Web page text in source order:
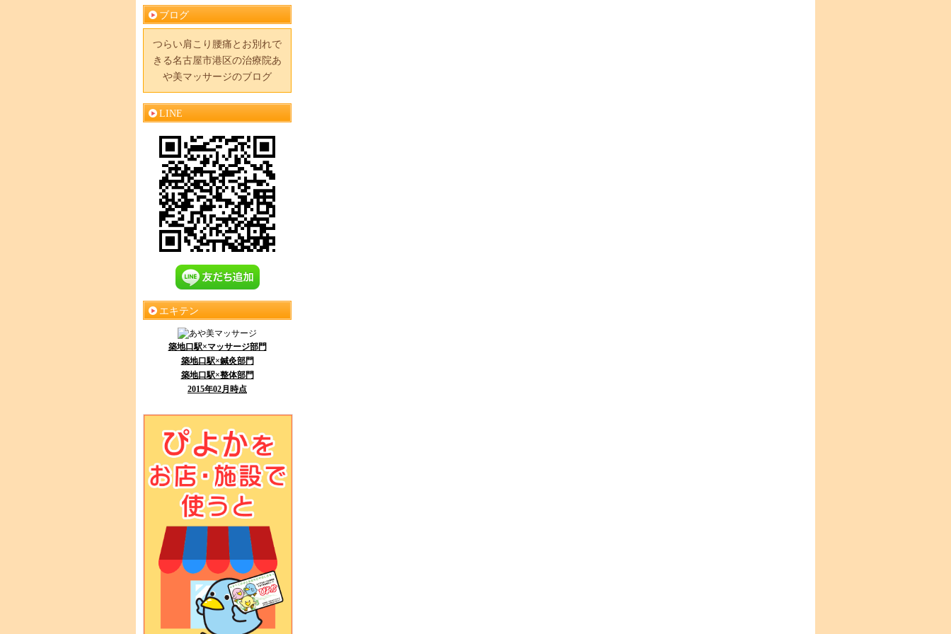
ブログ
つらい肩こり腰痛とお別れで
きる名古屋市港区の治療院あ
や美マッサージのブログ
LINE
エキテン
築地口駅×マッサージ部門
築地口駅×鍼灸部門
築地口駅×整体部門
2015年02月時点